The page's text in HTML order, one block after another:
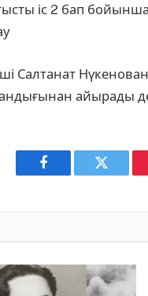
іс 2 бап
Салтанат
айырады
Facebook Twitter